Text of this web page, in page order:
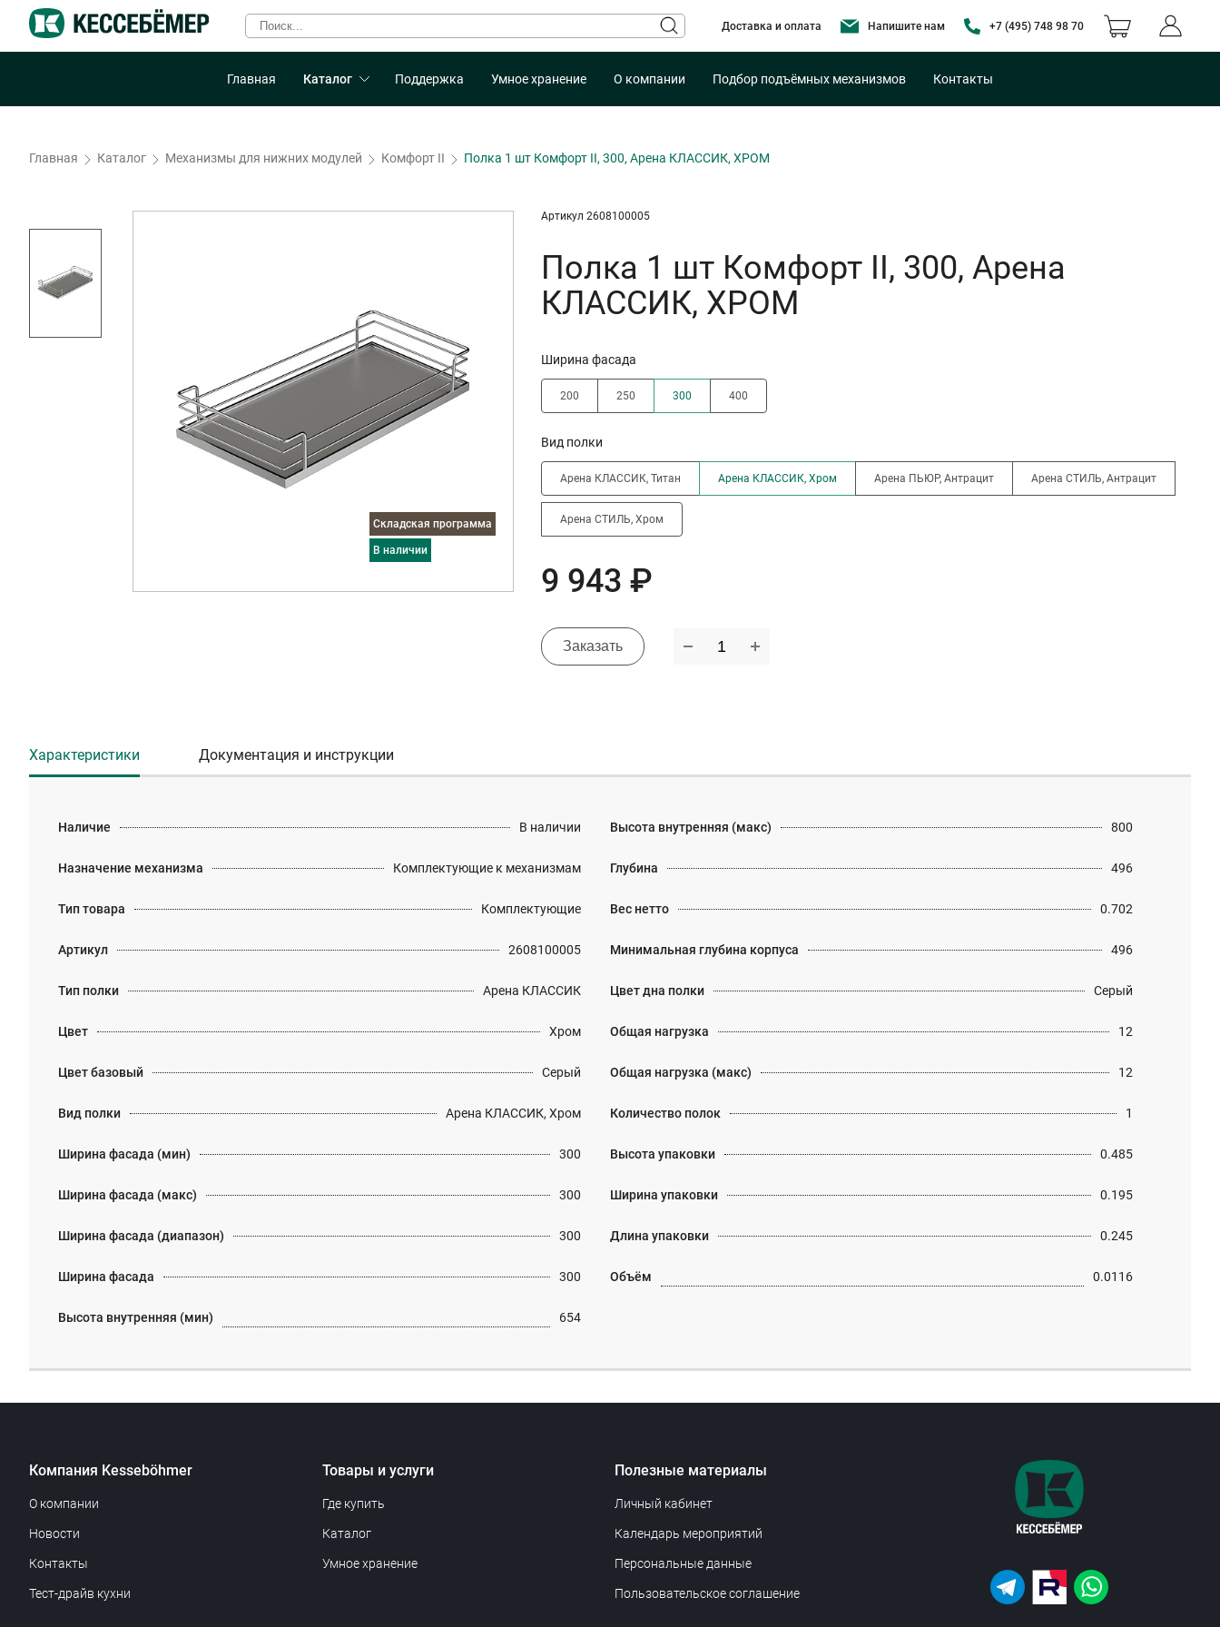
Доставка и оплата Напишите нам +7 (495) 748 98 70
Главная Каталог Поддержка Умное хранение О компании Подбор подъёмных механизмов Контакты
Главная Каталог Механизмы для нижних модулей Комфорт II Полка 1 шт Комфорт II, 300, Арена КЛАССИК, ХРОМ
Складская программа
в наличии
Артикул 2608100005
Полка 1 шт Комфорт II, 300, Арена
КЛАССИК, ХРОМ
Ширина фасада
200 250 300 400
Вид полки
Арена КЛАССИК, Титан Арена КЛАССИК, Хром Арена ПЬЮР, Антрацит Арена СТИЛЬ, Антрацит
Арена СТИЛЬ, Хром
9 943 ₽
Заказать
Характеристики Документация и инструкции
Наличие В наличии
Назначение механизма Комплектующие к механизмам
Тип товара Комплектующие
Артикул 2608100005
Тип полки Арена КЛАССИК
Цвет Хром
Цвет базовый Серый
Вид полки Арена КЛАССИК, Хром
Ширина фасада (мин) 300
Ширина фасада (макс) 300
Ширина фасада (диапазон) 300
Ширина фасада 300
Высота внутренняя (мин) 654
Высота внутренняя (макс) 800
Глубина 496
Вес нетто 0.702
Минимальная глубина корпуса 496
Цвет дна полки Серый
Общая нагрузка 12
Общая нагрузка (макс) 12
Количество полок 1
Высота упаковки 0.485
Ширина упаковки 0.195
Длина упаковки 0.245
Объём 0.0116
Компания Kesseböhmer
О компании
Новости
Контакты
Тест-драйв кухни
Товары и услуги
Где купить
Каталог
Умное хранение
Полезные материалы
Личный кабинет
Календарь мероприятий
Персональные данные
Пользовательское соглашение